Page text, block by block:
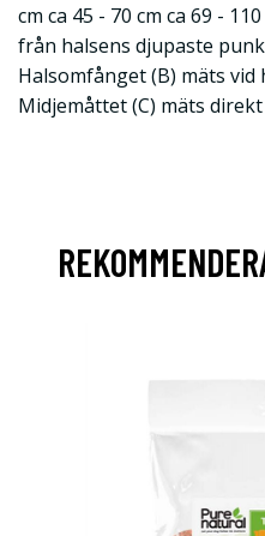
cm ca 45 - 70 cm ca 69 -
från halsens djupaste
Halsomfånget (B) mäts
Midjemåttet (C) mäts